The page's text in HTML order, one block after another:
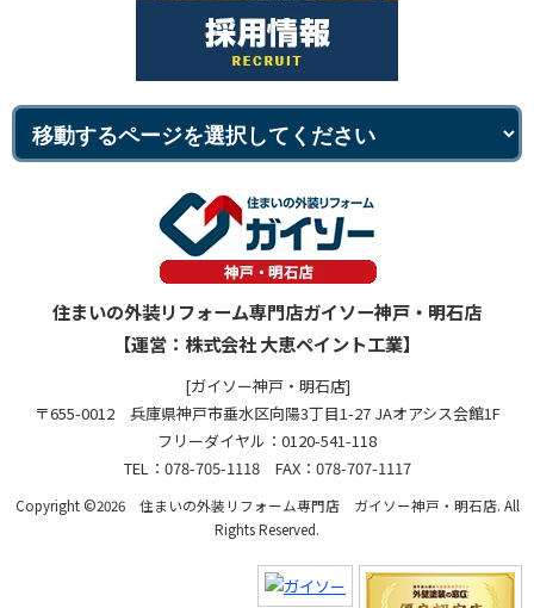
住まいの外装リフォーム専門店ガイソー神戸・明石店
【運営：株式会社 大恵ペイント工業】
[ガイソー神戸・明石店]
〒655-0012 兵庫県神戸市垂水区向陽3丁目1-27 JAオアシス会館1F
フリーダイヤル：0120-541-118
TEL：078-705-1118 FAX：078-707-1117
Copyright ©2026 住まいの外装リフォーム専門店 ガイソー神戸・明石店. All
Rights Reserved.